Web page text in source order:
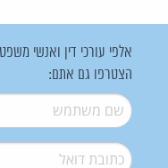
אלפי עורכי דין ואנשי
הצטרפו גם אתם:
שם משתמש*
דואל*